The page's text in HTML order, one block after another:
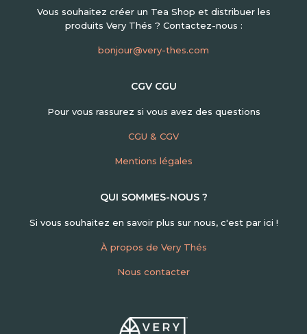
Vous souhaitez créer un Tea Shop et distribuer les
produits Very Thés ? Contactez-nous :
bonjour@very-thes.com
CGV CGU
Pour vous rassurez si vous avez des questions
CGU & CGV
Mentions légales
QUI SOMMES-NOUS ?
Si vous souhaitez en savoir plus sur nous, c'est par ici !
À propos de Very Thés
Nous contacter